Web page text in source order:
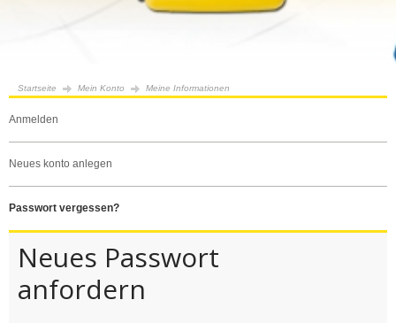
Startseite Mein Konto Meine Informationen
anmelden
neues konto anlegen
passwort vergessen?
Neues Passwort
anfordern